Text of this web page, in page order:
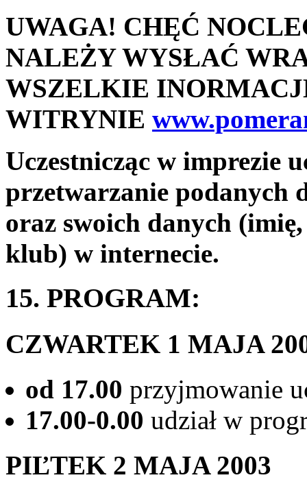
UWAGA! CHĘĆ
NALEŻY WYSŁAĆ
WSZELKIE
WITRYNIE
Uczestnicząc w imprezie
przetwarzanie podanych
oraz swoich danych
klub) w internecie.
15. PROGRAM:
CZWARTEK 1 MAJA
od 17.00 przyjmowanie
17.00-0.00 udział w
PIĽTEK 2 MAJA 2003